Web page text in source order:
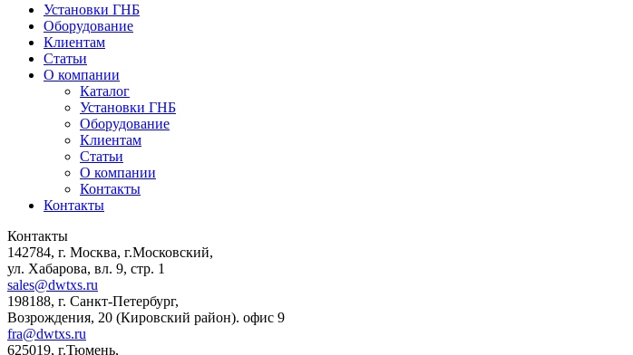
Установки ГНБ
Оборудование
Клиентам
Статьи
О компании
Каталог
Установки ГНБ
Оборудование
Клиентам
Статьи
О компании
Контакты
Контакты
Контакты
142784, г. Москва, г.Московский,
ул. Хабарова, вл. 9, стр. 1
sales@dwtxs.ru
198188, г. Санкт-Петербург,
Возрождения, 20 (Кировский район). офис 9
fra@dwtxs.ru
625019, г.Тюмень,